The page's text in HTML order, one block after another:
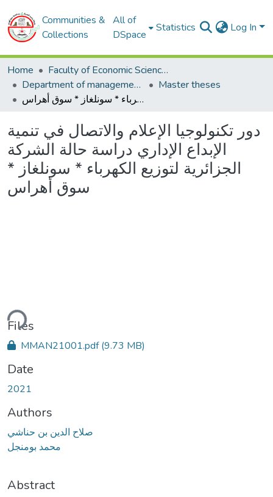
Communities &
Collections
All of
DSpace
Statistics Log In
Home
Faculty of Economic Sciences, Commerce and Management Sciences
Department of management sciences
Master theses
دور تكنولوجيا الإعلام والاتصال في تنمية الإبداع الإداري دراسة حالة الشركة الجزائرية لتوزيع الكهرباء * سونلغاز * سوق أهراس
دور تكنولوجيا الإعلام والاتصال في تنمية
الإبداع الإداري دراسة حالة الشركة
الجزائرية لتوزيع الكهرباء * سونلغاز *
سوق أهراس
Files
MMAN21001.pdf(9.73 MB)
Date
2021
Authors
صلاح الدين بن حناشي
محمد بومنجل
Abstract